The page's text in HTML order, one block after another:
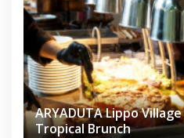
ARYADUTA Lippo
Tropical Brunch